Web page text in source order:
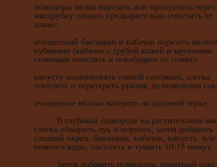
помидоры мелко нарезать или пропустить через
мясорубку (можно предварительно очистить от
кожи);
очищенный баклажан и кабачок порезать
кубиками (кабачок с грубой кожей и крупными
семенами очистить и освободить от семян);
капусту нашинковать тонкой соломкой, слегка
посолить и перетереть руками до появления
очищенное яблоко натереть на крупной тёрке.
В глубокой сковороде на растительном
слегка обжарить лук и морковь, затем добавить
сладкий перец, баклажан, кабачок, капусту,
немного воды, посолить и тушить 10-15 минут.
Затем добавить помидоры, томатный соус,